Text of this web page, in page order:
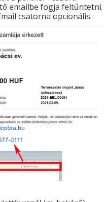
emailbe fogja feltűntetni.
csatorna opcionális.